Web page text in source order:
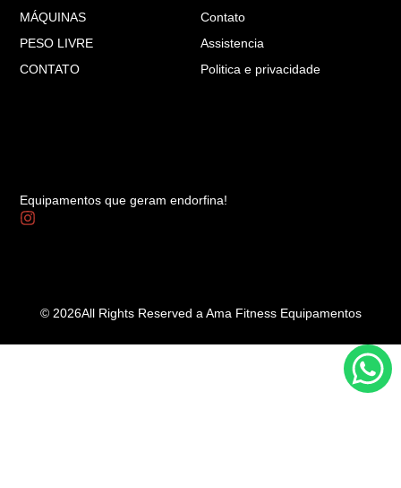
Equipamentos que geram endorfina!
Contato
Assistencia
Politica e privacidade
MÁQUINAS
PESO LIVRE
CONTATO
© 2026All Rights Reserved a Ama Fitness Equipamentos